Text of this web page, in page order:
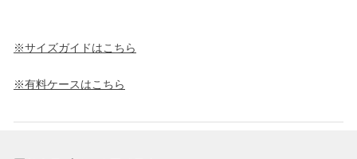
※サイズガイドはこちら
※有料ケースはこちら